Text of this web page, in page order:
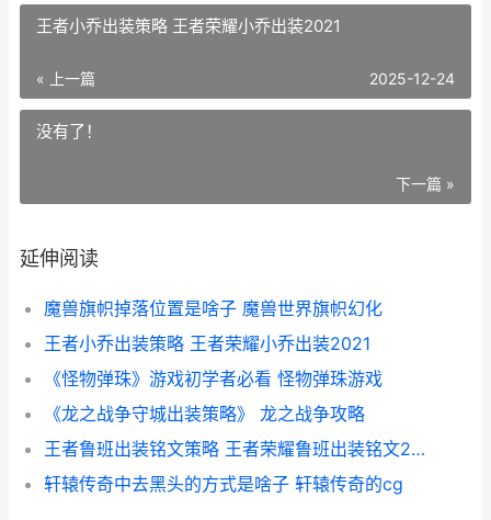
王者小乔出装策略 王者荣耀小乔出装2021
« 上一篇 2025-12-24
没有了！
下一篇 »
延伸阅读
魔兽旗帜掉落位置是啥子 魔兽世界旗帜幻化
王者小乔出装策略 王者荣耀小乔出装2021
《怪物弹珠》游戏初学者必看 怪物弹珠游戏
《龙之战争守城出装策略》 龙之战争攻略
王者鲁班出装铭文策略 王者荣耀鲁班出装铭文2021
轩辕传奇中去黑头的方式是啥子 轩辕传奇的cg